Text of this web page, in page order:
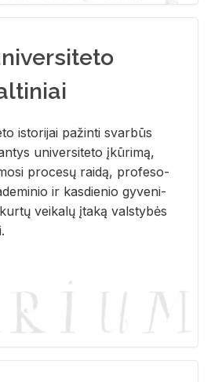
is­to­ri­jai pa­žin­ti svar­būs
uni­ver­si­te­to įkū­ri­mą,
pro­ce­sų rai­dą, pro­fe­so­
ir kas­die­nio gy­ve­ni­
vei­ka­lų įta­ką vals­ty­bės